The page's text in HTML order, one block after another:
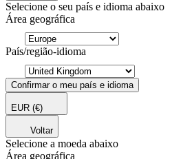
Selecione o seu país e idioma abaixo
Área geográfica
País/região-idioma
Confirmar o meu país e idioma
EUR (€)
Voltar
Selecione a moeda abaixo
Área geográfica